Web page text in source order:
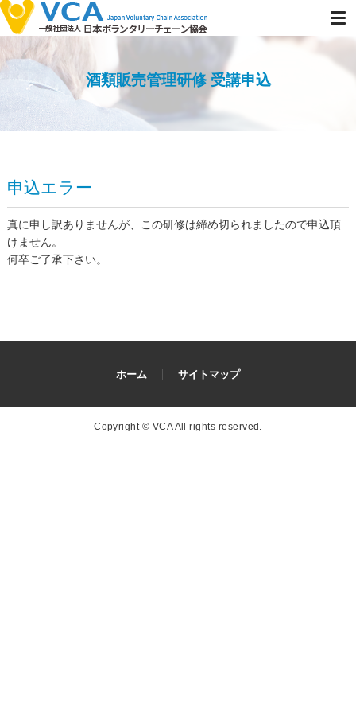
酒類販売管理研修 受講申込
申込エラー
真に申し訳ありませんが、この研修は締め切られましたので申込頂
けません。
何卒ご了承下さい。
ホーム サイトマップ
Copyright © VCA All rights reserved.